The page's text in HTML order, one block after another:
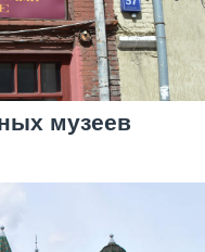
музеев